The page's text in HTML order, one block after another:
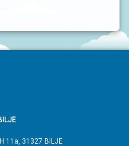
11a, 31327 BILJE